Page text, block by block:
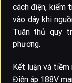
cách điện, kiểm
vào dây khi
Tuân thủ quy
phương.
Kết luận và tiềm
Điện áp 188V